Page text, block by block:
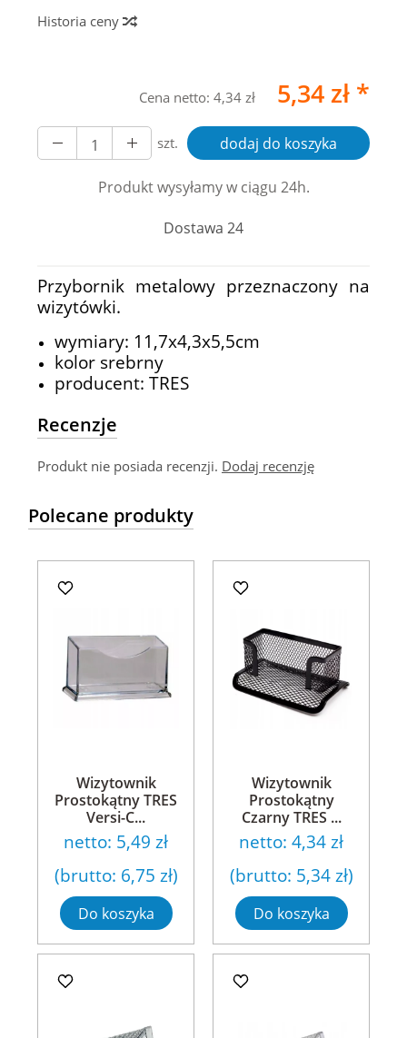
Historia ceny
Cena netto: 4,34 zł 5,34 zł *
szt. dodaj do koszyka
Produkt wysyłamy w ciągu 24h.
Dostawa 24
Przybornik metalowy przeznaczony na
wizytówki.
wymiary: 11,7x4,3x5,5cm
kolor srebrny
producent: TRES
Recenzje
Produkt nie posiada recenzji. Dodaj recenzję
Polecane produkty
Wizytownik
Prostokątny TRES
Versi-C...
netto: 5,49 zł
(brutto: 6,75 zł)
Do koszyka
Wizytownik
Prostokątny
Czarny TRES ...
netto: 4,34 zł
(brutto: 5,34 zł)
Do koszyka